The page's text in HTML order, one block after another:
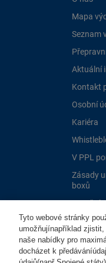
Mapa
Seznam
Aktuální
Kontakt
Osobní
Kariéra
V PPL
Zásady
boxů
Dotační
Tyto webové stránky
umožňujínapříklad
naše nabídky pro
docházet k